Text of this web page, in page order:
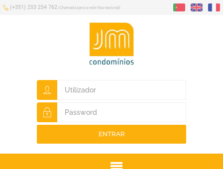
(+351) 253 254 762 (Chamada para a rede fixa nacional)
ENTRAR
Menu